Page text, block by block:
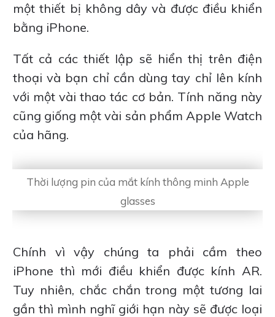
một thiết bị không dây và được điều khiển
bằng iPhone.
Tất cả các thiết lập sẽ hiển thị trên điện
thoại và bạn chỉ cần dùng tay chỉ lên kính
với một vài thao tác cơ bản. Tính năng này
cũng giống một vài sản phẩm Apple Watch
của hãng.
Thời lượng pin của mắt kính thông minh Apple
glasses
Chính vì vậy chúng ta phải cầm theo
iPhone thì mới điều khiển được kính AR.
Tuy nhiên, chắc chắn trong một tương lai
gần thì mình nghĩ giới hạn này sẽ được loại